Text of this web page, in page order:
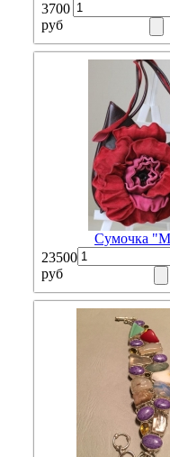
3700
руб
Сумочка
23500
руб